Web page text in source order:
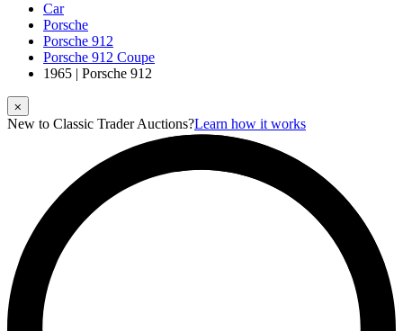
Car
Porsche
Porsche 912
Porsche 912 Coupe
1965 | Porsche 912
⨉
New to Classic Trader Auctions?Learn how it works